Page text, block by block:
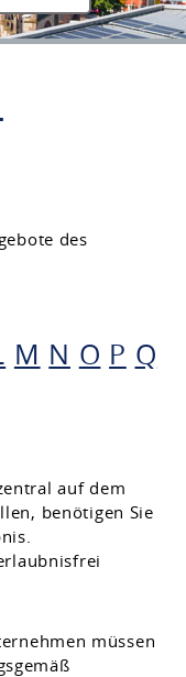
des
M N O P Q
auf dem
benötigen Sie
müssen